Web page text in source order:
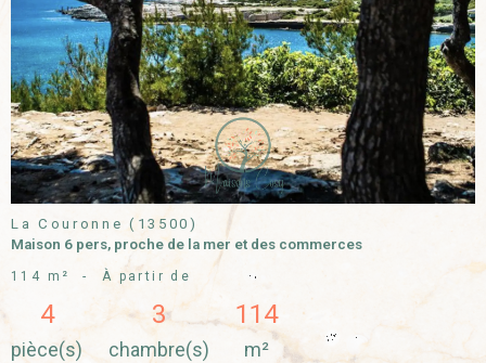
VOIR LE
BIEN
La Couronne (13500)
Maison 6 pers, proche de la mer et des commerces
114 m² - À partir de
4
pièce(s)
3
chambre(s)
114
m²